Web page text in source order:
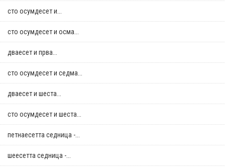
сто осумдесет и...
сто осумдесет и осма...
дваесет и прва...
сто осумдесет и седма...
дваесет и шеста...
сто осумдесет и шеста...
петнаесетта седница -...
шеесетта седница -...